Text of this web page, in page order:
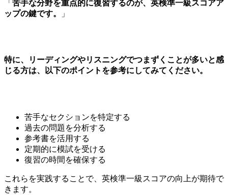
「 苦手な分野を重点的に復習するのが、英検準一級スコアア
ップの鍵です。
」
特に、リーディングやリスニングでつまずくことが多いと感
じる方は、以下のポイントを参考にしてみてください。
苦手なセクションを特定する
過去の問題を分析する
参考書を活用する
定期的に模試を受ける
復習の時間を確保する
これらを実践することで、英検準一級スコアの向上が期待で
きます。